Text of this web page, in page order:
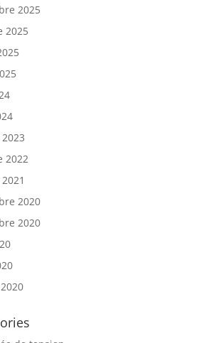
2025
2025
2022
2020
2020